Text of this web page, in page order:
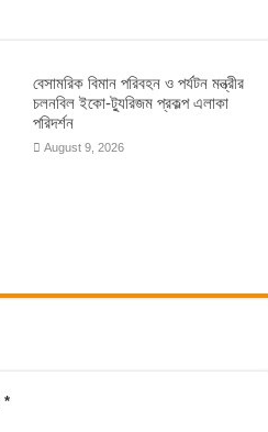
বেসামরিক বিমান পরিবহন ও পর্যটন মন্ত্রীর
চলনবিল ইকো-ট্যুরিজম প্রকল্প এলাকা
পরিদর্শন
August 9, 2026
*